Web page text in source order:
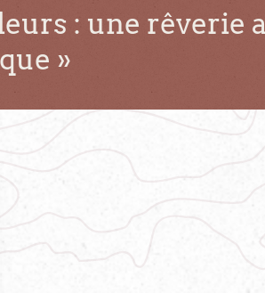
: une rêverie
»